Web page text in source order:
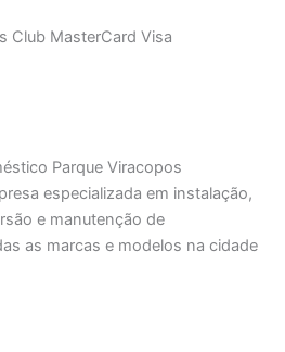
Club MasterCard Visa
Parque Viracopos
especializada em instalação,
e manutenção de
as marcas e modelos na cidade